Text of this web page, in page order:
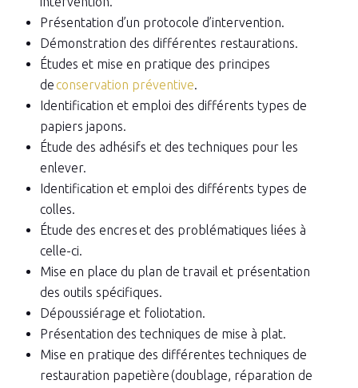
Présentation d’un protocole d’intervention.
Démonstration des différentes restaurations.
Études et mise en pratique des principes
de conservation préventive.
Identification et emploi des différents types de
papiers japons.
Étude des adhésifs et des techniques pour les
enlever.
Identification et emploi des différents types de
colles.
Étude des encres et des problématiques liées à
celle-ci.
Mise en place du plan de travail et présentation
des outils spécifiques.
Dépoussiérage et foliotation.
Présentation des techniques de mise à plat.
Mise en pratique des différentes techniques de
restauration papetière (doublage, réparation de